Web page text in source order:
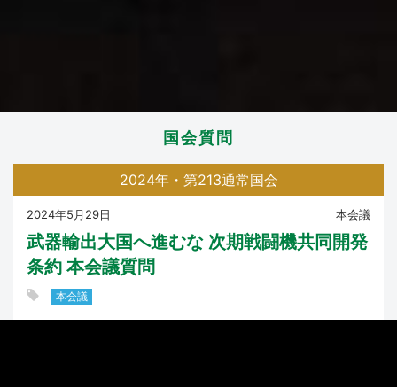
国会質問
2024年・第213通常国会
2024年5月29日 本会議
武器輸出大国へ進むな 次期戦闘機共同開発
条約 本会議質問
本会議